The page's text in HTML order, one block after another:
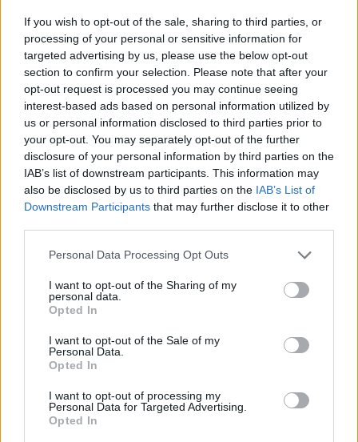
If you wish to opt-out of the sale, sharing to third parties, or
processing of your personal or sensitive information for
targeted advertising by us, please use the below opt-out
section to confirm your selection. Please note that after your
opt-out request is processed you may continue seeing
interest-based ads based on personal information utilized by
us or personal information disclosed to third parties prior to
your opt-out. You may separately opt-out of the further
disclosure of your personal information by third parties on the
IAB’s list of downstream participants. This information may
also be disclosed by us to third parties on the IAB’s List of
Downstream Participants that may further disclose it to other
Please note that this website/app uses one or more Google
not limited to your visit or usage behaviour. You may click to
grant or deny consent to Google and its third-party tags to
use your data for below specified purposes in below Google
consent section.
Personal Data Processing Opt Outs
I want to opt-out of the Sharing of my
personal data.
Opted In
I want to opt-out of the Sale of my
Personal Data.
Opted In
I want to opt-out of processing my
Personal Data for Targeted Advertising.
Opted In
vízpart 2016. november 05.
Nem csalás, nem ámítás, a haenyeoknagyon is
valóságosak; aCsedzsu-szigetenélő közösség tagjai
bőven 60-70 év környékén járó ...
Tovább száguld a világ legboldogabb
országa
•2016. augusztus 26.